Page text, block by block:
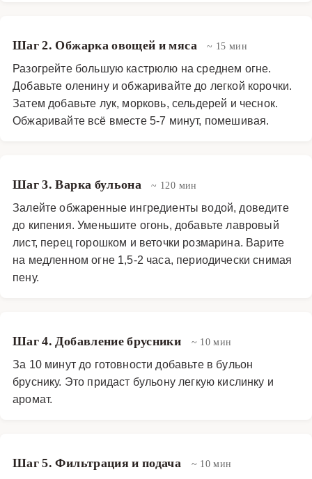
Шаг 2. Обжарка овощей и мяса ~ 15 мин
Разогрейте большую кастрюлю на среднем огне.
Добавьте оленину и обжаривайте до легкой корочки.
Затем добавьте лук, морковь, сельдерей и чеснок.
Обжаривайте всё вместе 5-7 минут, помешивая.
Шаг 3. Варка бульона ~ 120 мин
Залейте обжаренные ингредиенты водой, доведите
до кипения. Уменьшите огонь, добавьте лавровый
лист, перец горошком и веточки розмарина. Варите
на медленном огне 1,5-2 часа, периодически снимая
пену.
Шаг 4. Добавление брусники ~ 10 мин
За 10 минут до готовности добавьте в бульон
бруснику. Это придаст бульону легкую кислинку и
аромат.
Шаг 5. Фильтрация и подача ~ 10 мин